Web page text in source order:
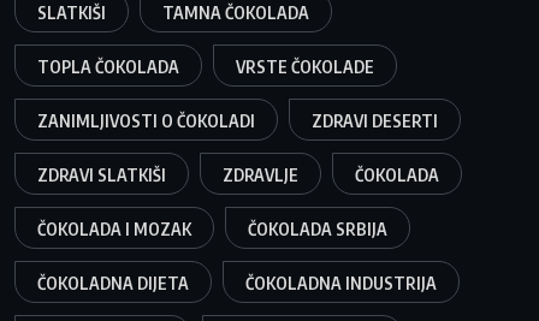
SLATKIŠI TAMNA ČOKOLADA
TOPLA ČOKOLADA VRSTE ČOKOLADE
ZANIMLJIVOSTI O ČOKOLADI ZDRAVI DESERTI
ZDRAVI SLATKIŠI ZDRAVLJE ČOKOLADA
ČOKOLADA I MOZAK ČOKOLADA SRBIJA
ČOKOLADNA DIJETA ČOKOLADNA INDUSTRIJA